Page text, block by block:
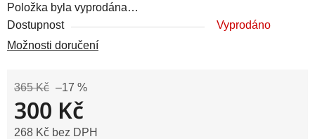
Položka byla vyprodána…
Dostupnost
Vyprodáno
Možnosti doručení
365 Kč –17 %
300 Kč
268 Kč bez DPH